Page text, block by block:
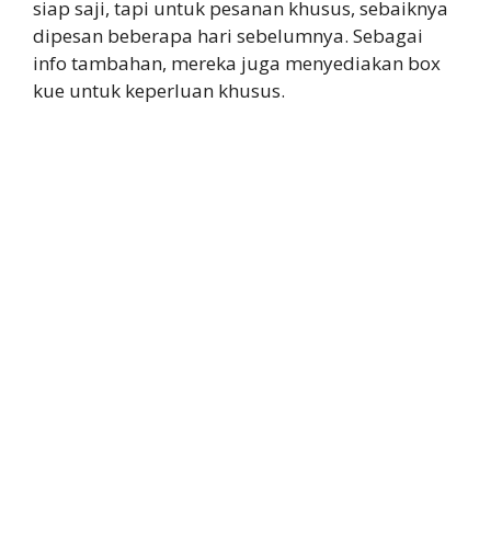
siap saji, tapi untuk pesanan khusus, sebaiknya
dipesan beberapa hari sebelumnya. Sebagai
info tambahan, mereka juga menyediakan box
kue untuk keperluan khusus.